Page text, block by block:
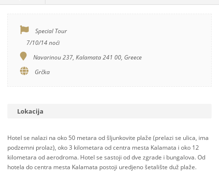
Special Tour
7/10/14 noći
Navarinou 237, Kalamata 241 00, Greece
Grčka
Lokacija
Hotel se nalazi na oko 50 metara od šljunkovite plaže (prelazi se ulica, ima
podzemni prolaz), oko 3 kilometara od centra mesta Kalamata i oko 12
kilometara od aerodroma. Hotel se sastoji od dve zgrade i bungalova. Od
hotela do centra mesta Kalamata postoji uredjeno šetalište duž plaže.